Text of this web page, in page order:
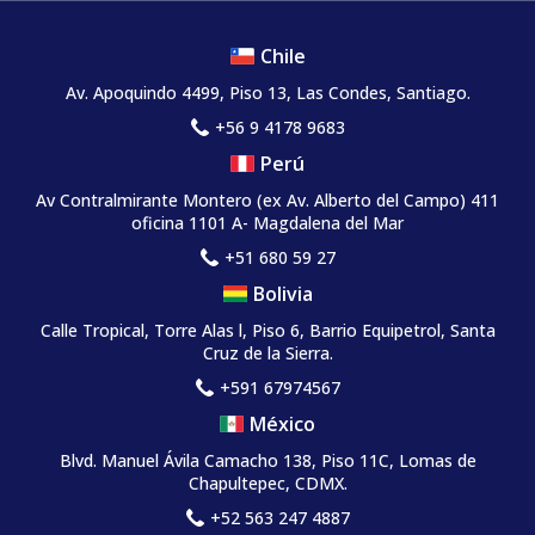
Chile
Av. Apoquindo 4499, Piso 13, Las Condes, Santiago.
+56 9 4178 9683
Perú
Av Contralmirante Montero (ex Av. Alberto del Campo) 411
oficina 1101 A- Magdalena del Mar
+51 680 59 27
Bolivia
Calle Tropical, Torre Alas l, Piso 6, Barrio Equipetrol, Santa
Cruz de la Sierra.
+591 67974567
México
Blvd. Manuel Ávila Camacho 138, Piso 11C, Lomas de
Chapultepec, CDMX.
+52 563 247 4887